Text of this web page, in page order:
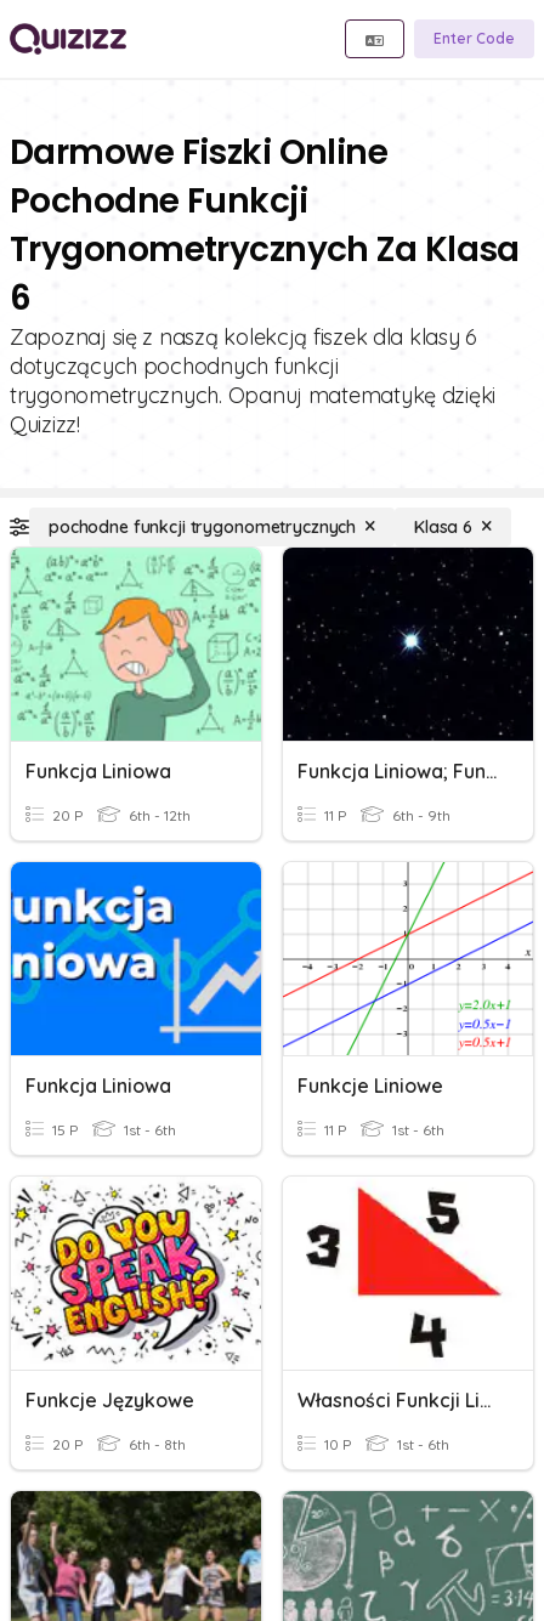
Enter Code
Darmowe Fiszki Online
Pochodne Funkcji
Trygonometrycznych Za Klasa
6
Zapoznaj się z naszą kolekcją fiszek dla klasy 6
dotyczących pochodnych funkcji
trygonometrycznych. Opanuj matematykę dzięki
Quizizz!
pochodne funkcji trygonometrycznych Klasa 6
Funkcja Liniowa
20 P 6th - 12th
Funkcja Liniowa; Funkcje; Funkcja Kwadratowa
11 P 6th - 9th
Funkcja Liniowa
15 P 1st - 6th
Funkcje Liniowe
11 P 1st - 6th
Funkcje Językowe
20 P 6th - 8th
Własności Funkcji Liniowej
10 P 1st - 6th